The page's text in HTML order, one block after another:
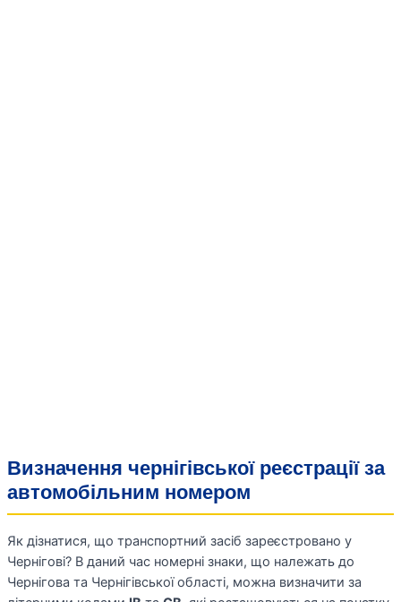
Визначення чернігівської реєстрації за
автомобільним номером
Як дізнатися, що транспортний засіб зареєстровано у
Чернігові? В даний час номерні знаки, що належать до
Чернігова та Чернігівської області, можна визначити за